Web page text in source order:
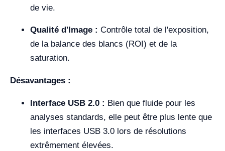
de vie.
Qualité d'Image : Contrôle total de l'exposition,
de la balance des blancs (ROI) et de la
saturation.
Désavantages :
Interface USB 2.0 : Bien que fluide pour les
analyses standards, elle peut être plus lente que
les interfaces USB 3.0 lors de résolutions
extrêmement élevées.